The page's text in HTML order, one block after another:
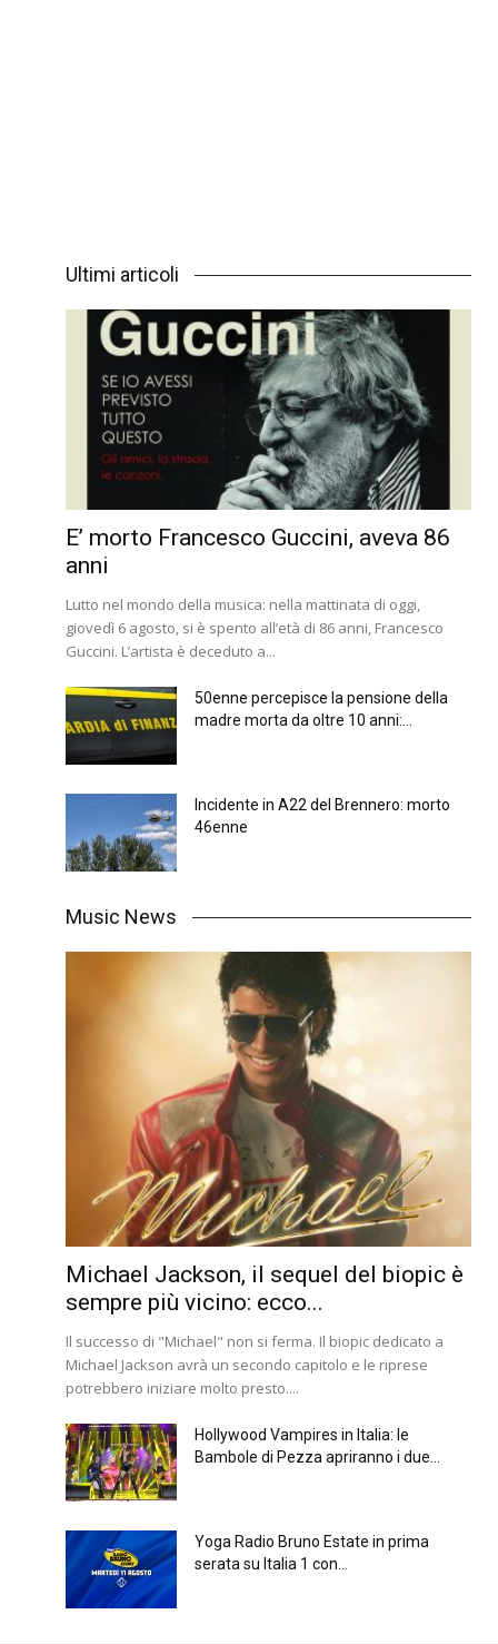
Ultimi articoli
E’ morto Francesco Guccini, aveva 86
anni
Lutto nel mondo della musica: nella mattinata di oggi,
giovedì 6 agosto, si è spento all’età di 86 anni, Francesco
Guccini. L’artista è deceduto a...
50enne percepisce la pensione della
madre morta da oltre 10 anni:...
Incidente in A22 del Brennero: morto
46enne
Music News
Michael Jackson, il sequel del biopic è
sempre più vicino: ecco...
Il successo di "Michael" non si ferma. Il biopic dedicato a
Michael Jackson avrà un secondo capitolo e le riprese
potrebbero iniziare molto presto....
Hollywood Vampires in Italia: le
Bambole di Pezza apriranno i due...
Yoga Radio Bruno Estate in prima
serata su Italia 1 con...